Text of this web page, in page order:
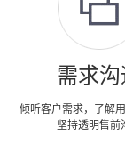
需求沟
倾听客户需求，了解
坚持透明售前